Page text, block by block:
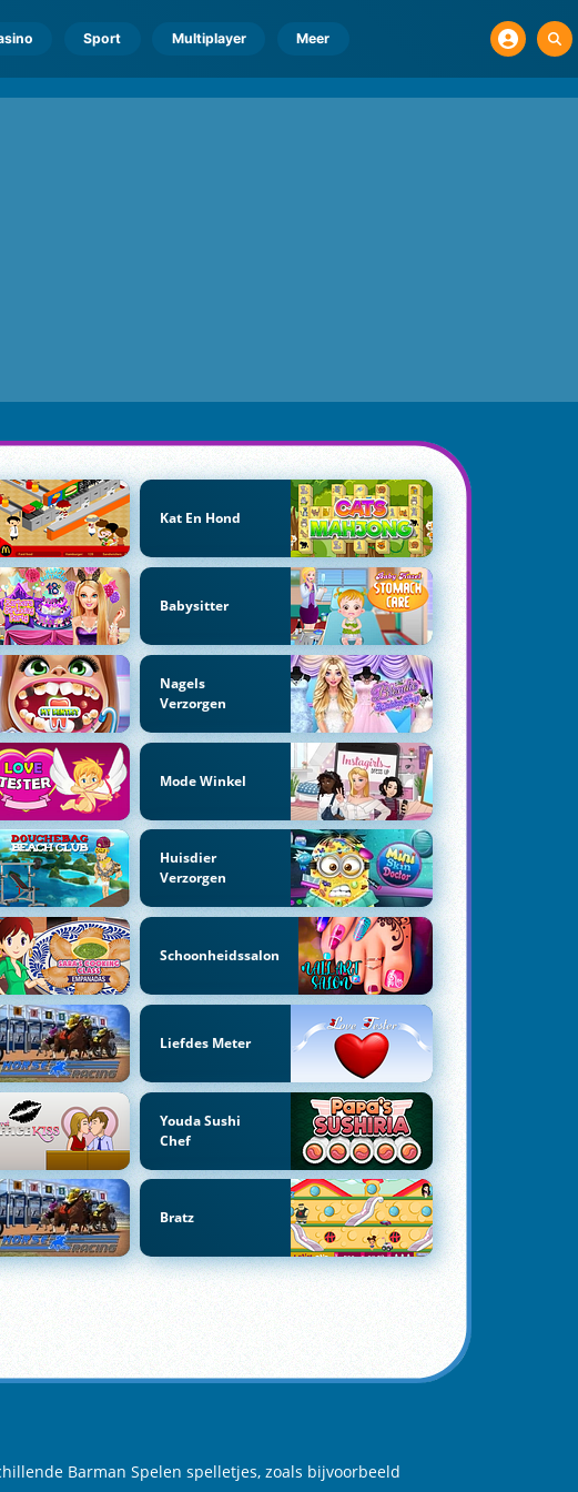
Sport Multiplayer Meer
Kat En Hond
Babysitter
Nagels
Verzorgen
Mode Winkel
Huisdier
Verzorgen
Schoonheidssalon
Liefdes Meter
Youda Sushi
Chef
Bratz
Barman Spelen spelletjes, zoals bijvoorbeeld